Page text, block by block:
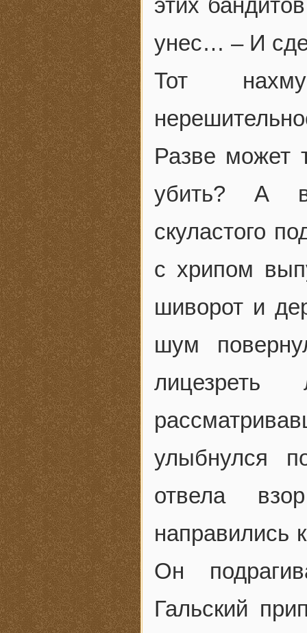
этих
унес… – И
Тот
Разве может
убить? А в
скуластого
с хрипом
шиворот и
шум
улыбнулся
отвела
направились
Он
Гальский